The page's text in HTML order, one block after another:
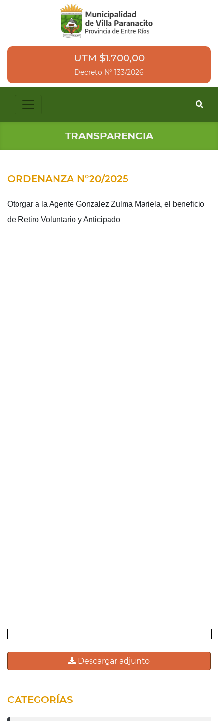
UTM $1.700,00
Decreto N° 133/2026
TRANSPARENCIA
ORDENANZA N°20/2025
Otorgar a la Agente Gonzalez Zulma Mariela, el beneficio
de Retiro Voluntario y Anticipado
Descargar adjunto
CATEGORÍAS